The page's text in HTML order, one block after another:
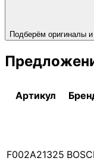
Подберём оригиналы
Артикул
F002A21325